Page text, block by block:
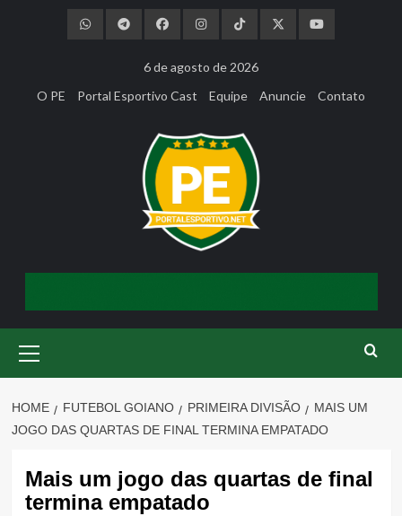
6 de agosto de 2026
O PE
Portal Esportivo Cast Equipe Anuncie Contato
Menu
HOME FUTEBOL GOIANO PRIMEIRA DIVISÃO
MAIS UM
JOGO DAS QUARTAS DE FINAL TERMINA EMPATADO
Mais um jogo das quartas de final
termina empatado